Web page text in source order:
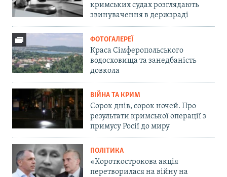
кримських судах розглядають
звинувачення в держзраді
ФОТОГАЛЕРЕЇ
Краса Сімферопольського
водосховища та занедбаність
довкола
ВІЙНА ТА КРИМ
Сорок днів, сорок ночей. Про
результати кримської операції з
примусу Росії до миру
ПОЛІТИКА
«Короткострокова акція
перетворилася на війну на